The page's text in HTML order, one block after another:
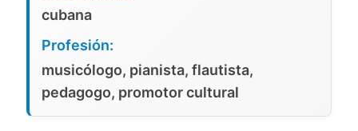
cubana
Profesión:
musicólogo, pianista, flautista,
pedagogo, promotor cultural